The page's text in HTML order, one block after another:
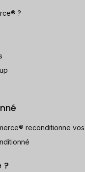
?
reconditionne
?